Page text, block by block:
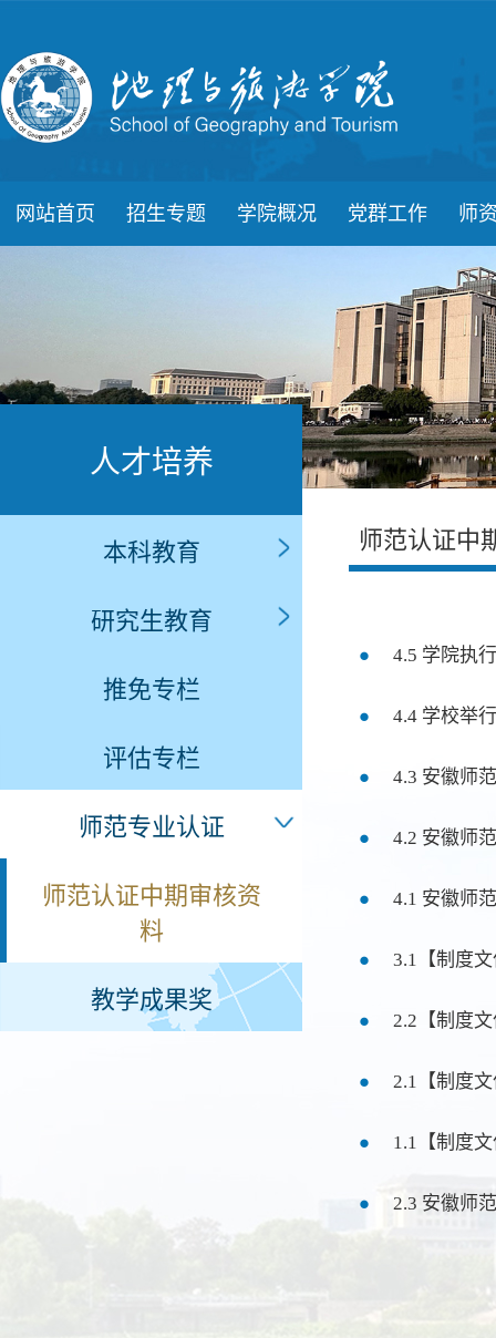
网站首页 招生专题 学院概况 党群工作 师
人才培养
本科教育
研究生教育
推免专栏
评估专栏
师范专业认证
师范认证中期审核资
料
教学成果奖
师范认证中
4.5 学院执
4.4 学校举
4.3 安徽师
4.2 安徽师
4.1 安徽师
2.2【制度
1.1【制度
2.3 安徽师